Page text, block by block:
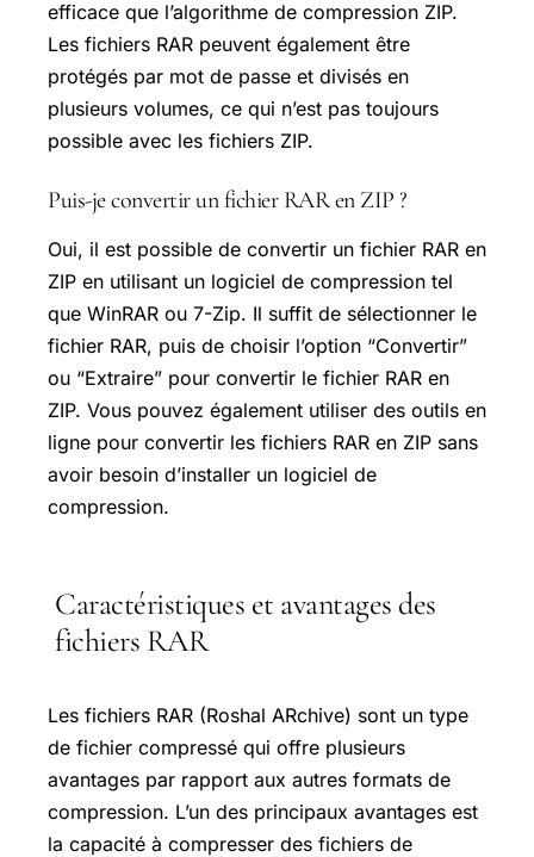
efficace que l’algorithme de compression ZIP.
Les fichiers RAR peuvent également être
protégés par mot de passe et divisés en
plusieurs volumes, ce qui n’est pas toujours
possible avec les fichiers ZIP.
Puis-je convertir un fichier RAR en ZIP ?
Oui, il est possible de convertir un fichier RAR en
ZIP en utilisant un logiciel de compression tel
que WinRAR ou 7-Zip. Il suffit de sélectionner le
fichier RAR, puis de choisir l’option “Convertir”
ou “Extraire” pour convertir le fichier RAR en
ZIP. Vous pouvez également utiliser des outils en
ligne pour convertir les fichiers RAR en ZIP sans
avoir besoin d’installer un logiciel de
compression.
Caractéristiques et avantages des
fichiers RAR
Les fichiers RAR (Roshal ARchive) sont un type
de fichier compressé qui offre plusieurs
avantages par rapport aux autres formats de
compression. L’un des principaux avantages est
la capacité à compresser des fichiers de